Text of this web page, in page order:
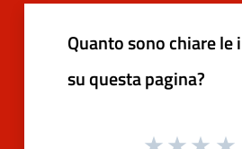
Quanto sono chiare
su questa pagina?